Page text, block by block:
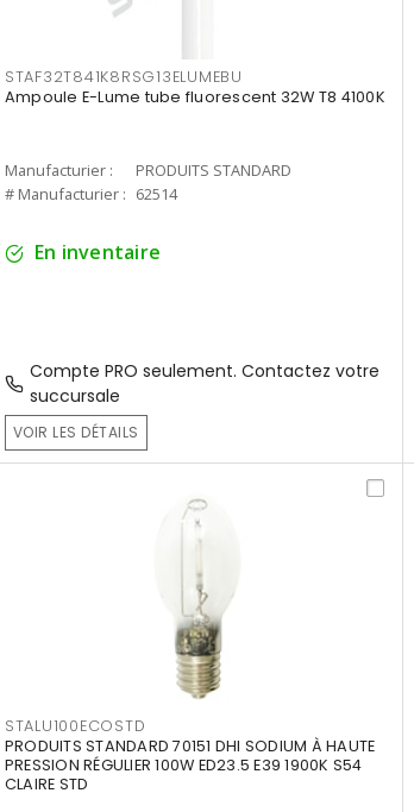
STAF32T841K8RSG13ELUMEBU
Ampoule E-Lume tube fluorescent 32W T8 4100K
Manufacturier :
PRODUITS STANDARD
# Manufacturier : 62514
En inventaire
Compte PRO seulement. Contactez votre
succursale
VOIR LES DÉTAILS
STALU100ECOSTD
PRODUITS STANDARD 70151 DHI SODIUM À HAUTE
PRESSION RÉGULIER 100W ED23.5 E39 1900K S54
CLAIRE STD